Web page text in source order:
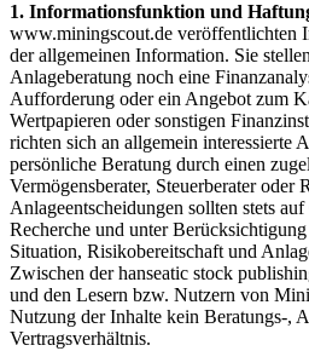
1. Informationsfunktion und
www.miningscout.de veröffentlichten
der allgemeinen Information. Sie
Anlageberatung noch eine
Aufforderung oder ein Angebot zum
Wertpapieren oder sonstigen
richten sich an allgemein interessierte
persönliche Beratung durch einen
Vermögensberater, Steuerberater oder
Anlageentscheidungen sollten stets
Recherche und unter
Situation, Risikobereitschaft und
Zwischen der hanseatic stock
und den Lesern bzw. Nutzern von
Nutzung der Inhalte kein Beratungs-,
Vertragsverhältnis.